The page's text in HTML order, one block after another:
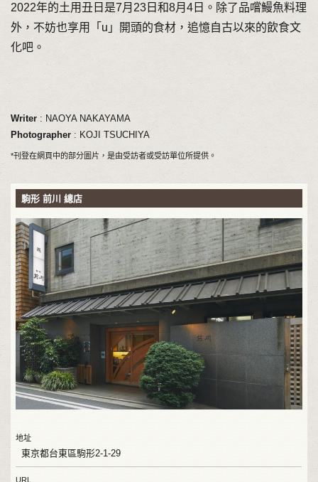
2022年的土用丑日是7月23日和8月4日。除了品嚐鰻魚料理
外，不妨也享用「u」開頭的食材，追憶自古以來的飲食文
化吧。
Writer: NAOYA NAKAYAMA
Photographer: KOJI TSUCHIYA
*刊登在網頁中的部分圖片，是由受訪者或受訪單位所提供。
駒形 前川 總店
地址
東京都台東區駒形2-1-29
URL